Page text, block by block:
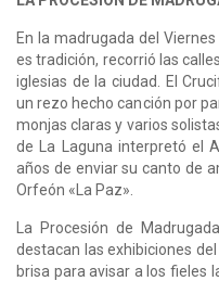
En la madrugada del
es tradición, recorrió las
iglesias de la ciudad. El
un rezo hecho canción por
monjas claras y varios
de La Laguna interpretó el
años de enviar su canto de
Orfeón «La Paz».
La Procesión de
destacan las exhibiciones
brisa para avisar a los fieles